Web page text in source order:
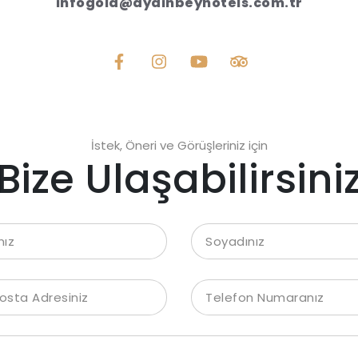
İstek, Öneri ve Görüşleriniz için
Bize